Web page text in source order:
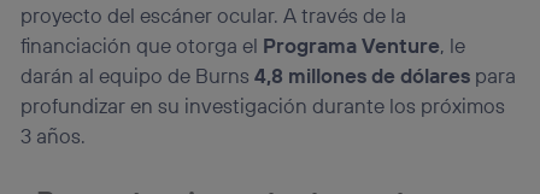
proyecto del escáner ocular. A través de la
financiación que otorga el Programa Venture, le
darán al equipo de Burns4,8 millones de dólares para
profundizar en su investigación durante los próximos
3 años.